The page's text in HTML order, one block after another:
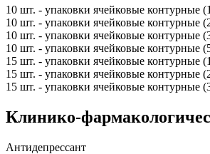
10 шт. - упаковки ячейковые контурные
10 шт. - упаковки ячейковые контурные
10 шт. - упаковки ячейковые контурные
10 шт. - упаковки ячейковые контурные
15 шт. - упаковки ячейковые контурные
15 шт. - упаковки ячейковые контурные
15 шт. - упаковки ячейковые контурные
Клинико-
Антидепрессант